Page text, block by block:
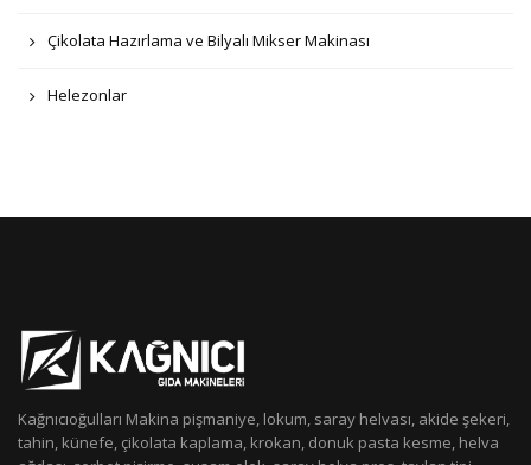
Çikolata Hazırlama ve Bilyalı Mikser Makinası
Helezonlar
Kağnıcıoğulları Makina pişmaniye, lokum, saray helvası, akide şekeri,
tahin, künefe, çikolata kaplama, krokan, donuk pasta kesme, helva